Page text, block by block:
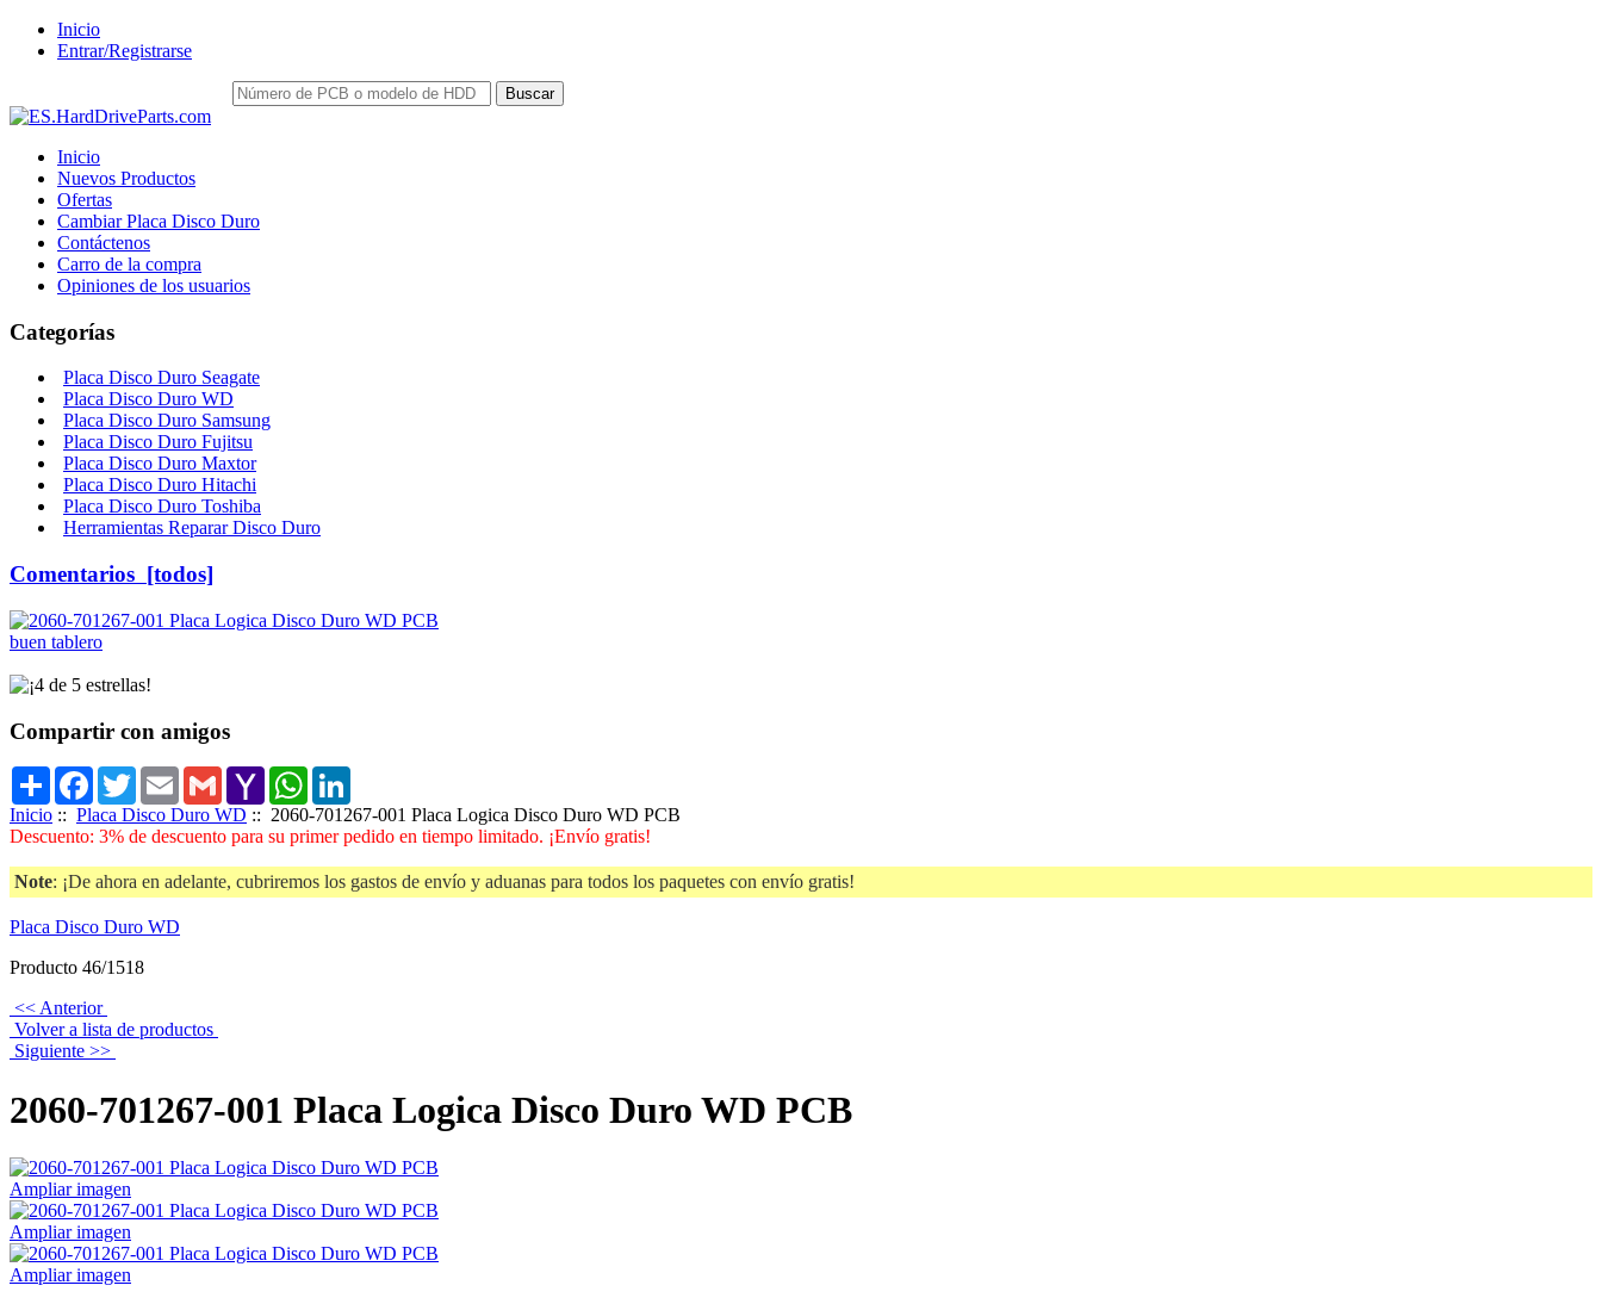
Inicio
Entrar/Registrarse
Inicio
Nuevos Productos
Ofertas
Cambiar Placa Disco Duro
Contáctenos
Carro de la compra
Opiniones de los usuarios
Categorías
Placa Disco Duro Seagate
Placa Disco Duro WD
Placa Disco Duro Samsung
Placa Disco Duro Fujitsu
Placa Disco Duro Maxtor
Placa Disco Duro Hitachi
Placa Disco Duro Toshiba
Herramientas Reparar Disco Duro
Comentarios [todos]
buen tablero
Compartir con amigos
Share Facebook
TwitterEmail Gmail Yahoo
Mail
WhatsApp
Inicio :: Placa Disco Duro WD :: 2060-701267-001 Placa Logica Disco Duro WD PCB
Descuento: 3% de descuento para su primer pedido en tiempo limitado. ¡Envío gratis!
Note: ¡De ahora en adelante, cubriremos los gastos de envío y aduanas para todos los paquetes con envío gratis!
Placa Disco Duro WD
Producto 46/1518
<< Anterior
Volver a lista de productos
Siguiente >>
2060-701267-001 Placa Logica Disco Duro WD PCB
Ampliar imagen
Ampliar imagen
Ampliar imagen